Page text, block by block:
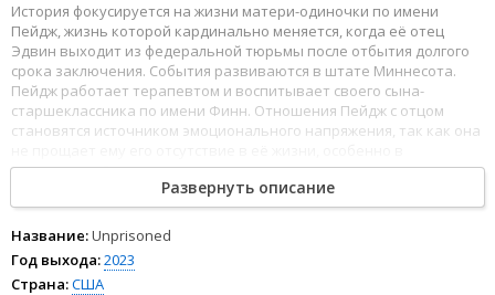
История фокусируется на жизни матери-одиночки по имени
Пейдж, жизнь которой кардинально меняется, когда её отец
Эдвин выходит из федеральной тюрьмы после отбытия долгого
срока заключения. События развиваются в штате Миннесота.
Пейдж работает терапевтом и воспитывает своего сына-
старшеклассника по имени Финн. Отношения Пейдж с отцом
становятся источником эмоционального напряжения, так как она
воспитании. Важным элементом сюжета является адаптация к
новой динамике в семье, когда Эдвин возвращается в обычную
жизнь и начинает жить с Пейдж и её сыном. Смотреть Снова на
воле все серии сериала подряд онлайн бесплатно в хорошем
качестве онлайн FullHD 1080p полностью на русском языке и на
любых устройствах LordFilm.
Развернуть описание
Название:Unprisoned
Год выхода:2023
Страна:США